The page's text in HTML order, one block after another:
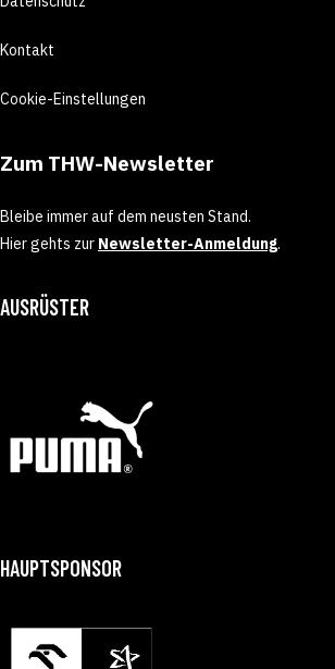
GONZALO PÉREZ DE VARGAS
Kontakt
Cookie-Einstellungen
Zum THW-Newsletter
Bleibe immer auf dem neusten Stand.
Hier gehts zur Newsletter-Anmeldung.
AUSRÜSTER
HAUPTSPONSOR